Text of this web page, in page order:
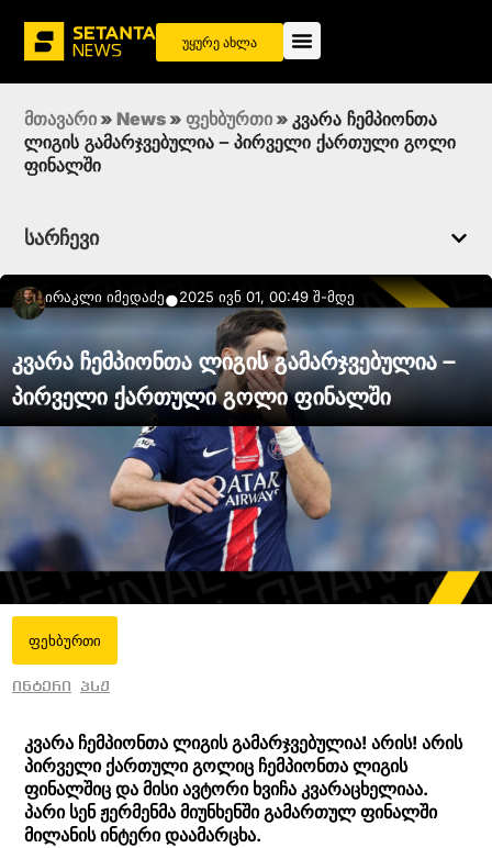
უყურე ახლა
მთავარი » News » ფეხბურთი » კვარა ჩემპიონთა
ლიგის გამარჯვებულია – პირველი ქართული გოლი
ფინალში
სარჩევი
Ირაკლი Იმედაძე●2025 ივნ 01, 00:49 შ-მდე
კვარა ჩემპიონთა ლიგის გამარჯვებულია –
პირველი ქართული გოლი ფინალში
ფეხბურთი
ინტერი პსჟ
კვარა ჩემპიონთა ლიგის გამარჯვებულია! არის! არის
პირველი ქართული გოლიც ჩემპიონთა ლიგის
ფინალშიც და მისი ავტორი ხვიჩა კვარაცხელიაა.
პარი სენ ჟერმენმა მიუნხენში გამართულ ფინალში
მილანის ინტერი დაამარცხა.